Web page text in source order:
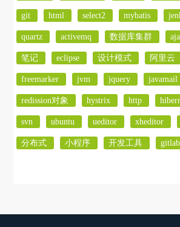
git html select2 mybatis
quartz activemq 数据库集群
笔记 eclipse 设计模式 阿里云
freemarker jvm jquery javamail
redission对象 hystrix http
svn ubuntu ueditor xheditor
分布式 小程序 开发工具 gitlab